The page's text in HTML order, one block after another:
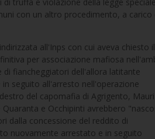
con un altro procedimento, a carico
all'Inps con cui aveva chiesto il
per associazione mafiosa
fiancheggiatori dell'allora latitante
seguito all'arresto nell'operazione
del capomafia di Agrigento,
e Occhipinti avrebbero
dalla concessione del reddito di
nuovamente arrestato e in seguito